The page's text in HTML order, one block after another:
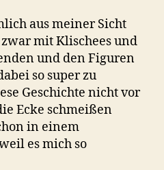
aus meiner Sicht
mit Klischees und
und den Figuren
so super zu
Geschichte nicht vor
Ecke schmeißen
in einem
es mich so